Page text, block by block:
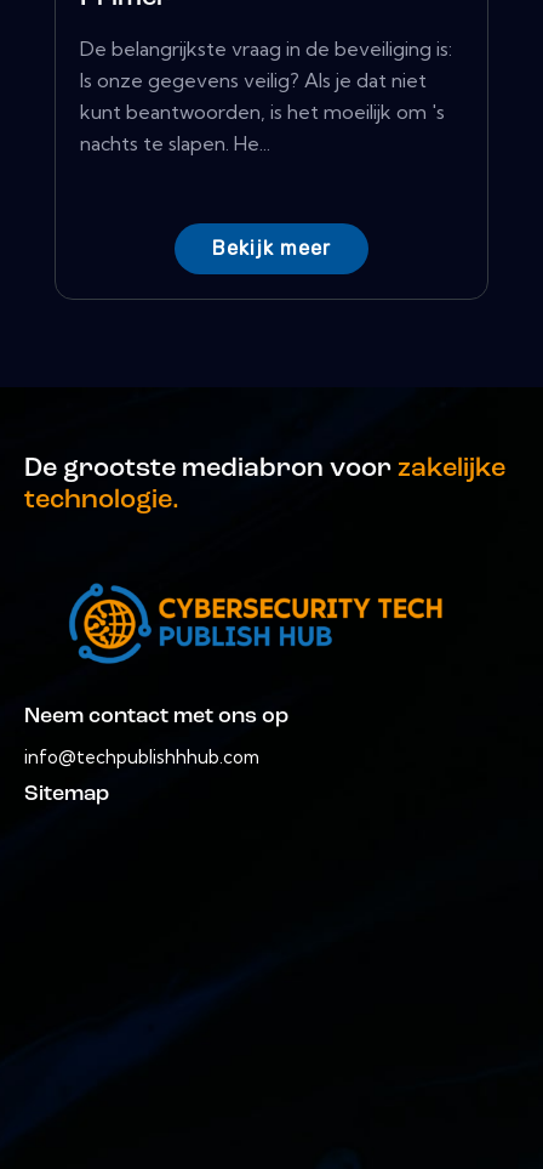
De belangrijkste vraag in de beveiliging is:
Is onze gegevens veilig? Als je dat niet
kunt beantwoorden, is het moeilijk om 's
nachts te slapen. He...
Bekijk meer
De grootste mediabron voor zakelijke
technologie.
Neem contact met ons op
info@techpublishhhub.com
Sitemap